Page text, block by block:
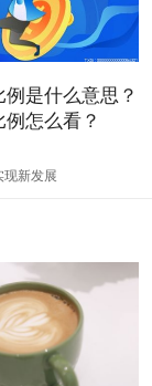
例是什么意思？
怎么看？
现新发展